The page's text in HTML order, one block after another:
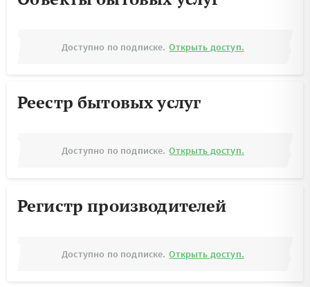
Доступно по подписке. Открыть доступ.
Реестр бытовых услуг
Доступно по подписке. Открыть доступ.
Регистр производителей
Доступно по подписке. Открыть доступ.